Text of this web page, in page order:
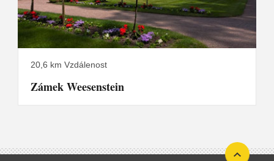
20,6 km Vzdálenost
Zámek Weesenstein